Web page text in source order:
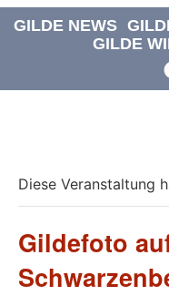
GILDE NEWS
GILDE
Diese Veranstaltung
Gildefoto